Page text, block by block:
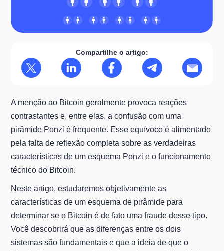
Compartilhe o artigo:
A menção ao Bitcoin geralmente provoca reações
contrastantes e, entre elas, a confusão com uma
pirâmide Ponzi é frequente. Esse equívoco é alimentado
pela falta de reflexão completa sobre as verdadeiras
características de um esquema Ponzi e o funcionamento
técnico do Bitcoin.
Neste artigo, estudaremos objetivamente as
características de um esquema de pirâmide para
determinar se o Bitcoin é de fato uma fraude desse tipo.
Você descobrirá que as diferenças entre os dois
sistemas são fundamentais e que a ideia de que o